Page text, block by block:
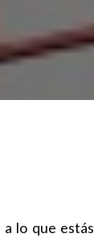
lo que estás